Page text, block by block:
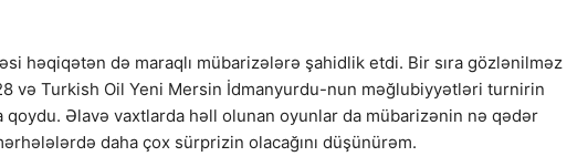
həqiqətən də maraqlı mübarizələrə şahidlik etdi. Bir sıra gözlənilməz
və Turkish Oil Yeni Mersin İdmanyurdu-nun məğlubiyyətləri turnirin
Əlavə vaxtlarda həll olunan oyunlar da mübarizənin nə qədər
daha çox sürprizin olacağını düşünürəm.